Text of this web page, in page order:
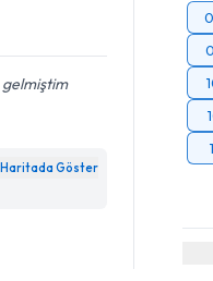
gelmiştim
Haritada Göster